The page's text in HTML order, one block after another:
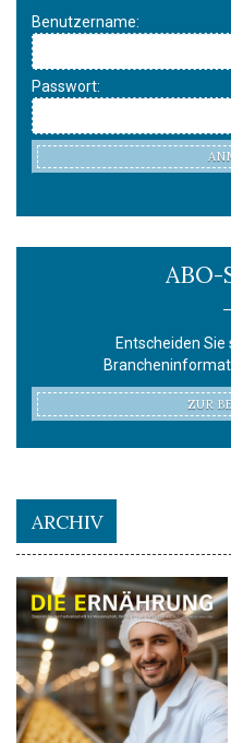
Benutzername:
Passwort:
ABO-
Entscheiden
ZUR
ARCHIV